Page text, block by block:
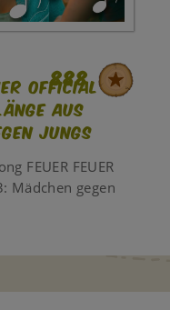
888
official
aus
JUNGS
FEUER FEUER
Mädchen gegen